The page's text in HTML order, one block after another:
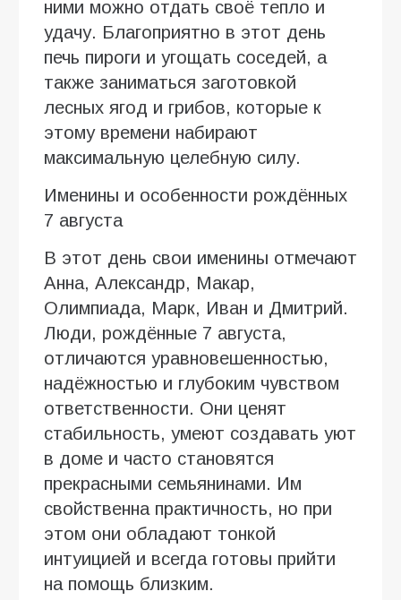
ними можно отдать своё тепло и
удачу. Благоприятно в этот день
печь пироги и угощать соседей, а
также заниматься заготовкой
лесных ягод и грибов, которые к
этому времени набирают
максимальную целебную силу.
Именины и особенности рождённых
7 августа
В этот день свои именины отмечают
Анна, Александр, Макар,
Олимпиада, Марк, Иван и Дмитрий.
Люди, рождённые 7 августа,
отличаются уравновешенностью,
надёжностью и глубоким чувством
ответственности. Они ценят
стабильность, умеют создавать уют
в доме и часто становятся
прекрасными семьянинами. Им
свойственна практичность, но при
этом они обладают тонкой
интуицией и всегда готовы прийти
на помощь близким.